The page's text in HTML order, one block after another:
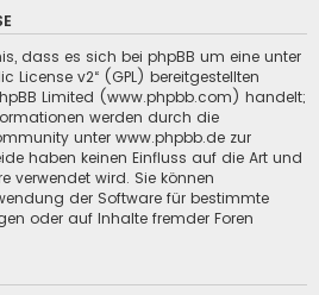
dass es sich bei phpBB um eine unter
License v2“ (GPL) bereitgestellten
Limited (www.phpbb.com) handelt;
werden durch die
unter www.phpbb.de zur
haben keinen Einfluss auf die Art und
verwendet wird. Sie können
der Software für bestimmte
oder auf Inhalte fremder Foren